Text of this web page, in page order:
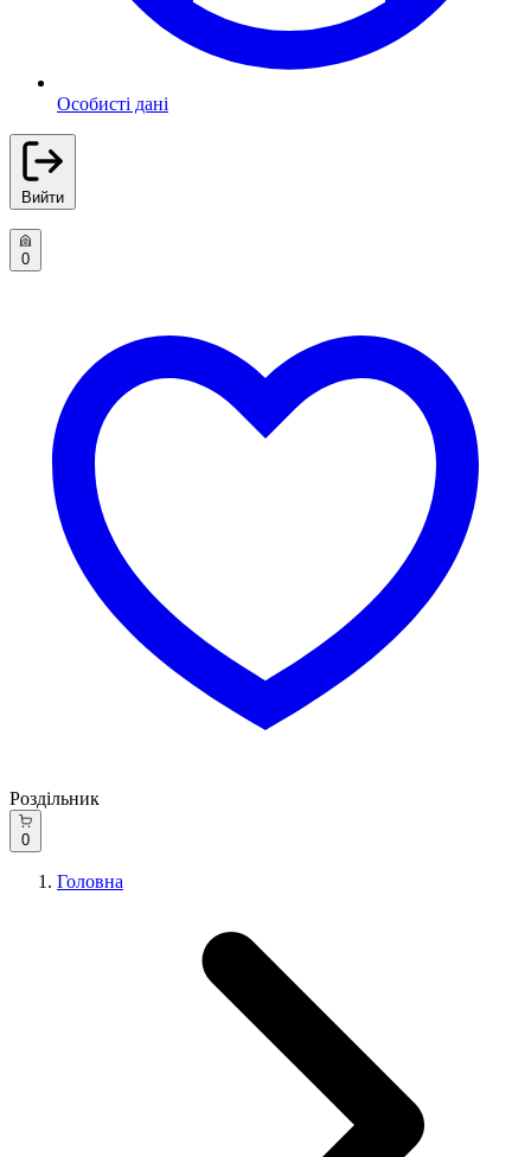
Особисті дані
Вийти
0
Роздільник
0
Головна